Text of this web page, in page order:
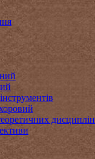
дисциплін